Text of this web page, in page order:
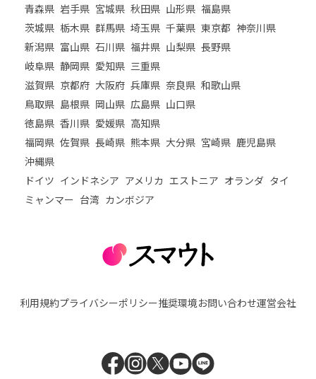
青森県 岩手県 宮城県 秋田県 山形県 福島県
茨城県 栃木県 群馬県 埼玉県 千葉県 東京都 神奈川県
新潟県 富山県 石川県 福井県 山梨県 長野県
岐阜県 静岡県 愛知県 三重県
滋賀県 京都府 大阪府 兵庫県 奈良県 和歌山県
鳥取県 島根県 岡山県 広島県 山口県
徳島県 香川県 愛媛県 高知県
福岡県 佐賀県 長崎県 熊本県 大分県 宮崎県 鹿児島県
沖縄県
ドイツ インドネシア アメリカ エストニア オランダ タイ
ミャンマー 台湾 カンボジア
利用規約プライバシーポリシー推奨環境お問い合わせ運営会社